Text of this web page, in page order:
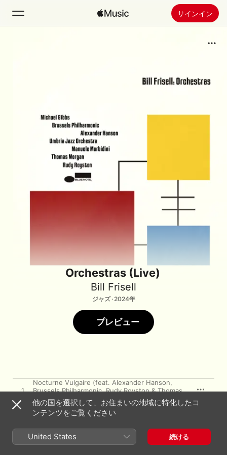
サインイン
ラジオ
Orchestras (Live)
Bill Frisell
ジャズ · 2024年
プレビュー
1
Nocturne Vulgaire (feat. Alexander Hanson,
Brussels Philharmonic, Rudy Royston & Thomas
Morgan) [Live/Brussels Philharmonic]
Lush Life (feat. Alexander Hanson, Brussels
Philharmonic, Rudy Royston & Thomas Morgan)
Doom (feat. Alexander Hanson, Brussels
Philharmonic, Rudy Royston & Thomas Morgan)
[Live/Brussels Philharmonic]
他の国を選択して、お住まいの地域に特化したコ
ンテンツをご覧ください
United States 続ける